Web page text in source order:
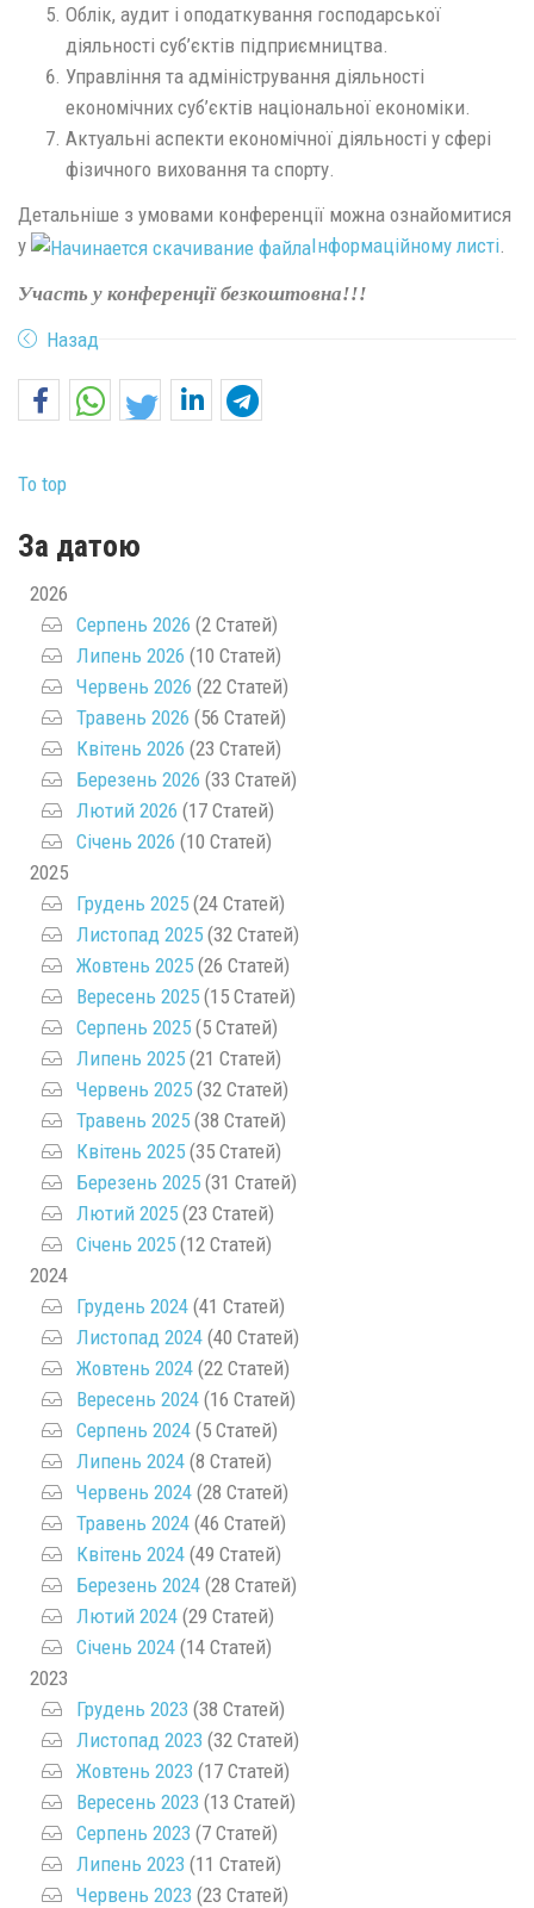
Облік, аудит і оподаткування господарської
діяльності суб’єктів підприємництва.
Управління та адміністрування діяльності
економічних суб’єктів національної економіки.
Актуальні аспекти економічної діяльності у сфері
фізичного виховання та спорту.
Детальніше з умовами конференції можна ознайомитися
у
Інформаційному листі.
Участь у конференції безкоштовна!!!
Назад
To top
За датою
2026
Серпень 2026 (2 Статей)
Липень 2026 (10 Статей)
Червень 2026 (22 Статей)
Травень 2026 (56 Статей)
Квітень 2026 (23 Статей)
Березень 2026 (33 Статей)
Лютий 2026 (17 Статей)
Січень 2026 (10 Статей)
2025
Грудень 2025 (24 Статей)
Листопад 2025 (32 Статей)
Жовтень 2025 (26 Статей)
Вересень 2025 (15 Статей)
Серпень 2025 (5 Статей)
Липень 2025 (21 Статей)
Червень 2025 (32 Статей)
Травень 2025 (38 Статей)
Квітень 2025 (35 Статей)
Березень 2025 (31 Статей)
Лютий 2025 (23 Статей)
Січень 2025 (12 Статей)
2024
Грудень 2024 (41 Статей)
Листопад 2024 (40 Статей)
Жовтень 2024 (22 Статей)
Вересень 2024 (16 Статей)
Серпень 2024 (5 Статей)
Липень 2024 (8 Статей)
Червень 2024 (28 Статей)
Травень 2024 (46 Статей)
Квітень 2024 (49 Статей)
Березень 2024 (28 Статей)
Лютий 2024 (29 Статей)
Січень 2024 (14 Статей)
2023
Грудень 2023 (38 Статей)
Листопад 2023 (32 Статей)
Жовтень 2023 (17 Статей)
Вересень 2023 (13 Статей)
Серпень 2023 (7 Статей)
Липень 2023 (11 Статей)
Червень 2023 (23 Статей)